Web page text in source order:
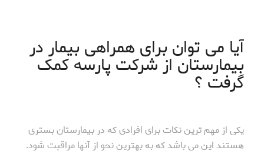
آیا می توان برای همراهی بیمار در
بیمارستان از شرکت پارسه کمک
گرفت ؟
یکی از مهم ترین نکات برای افرادی که در بیمارستان بستری
هستند این می باشد که به بهترین نحو از آنها مراقبت شود.